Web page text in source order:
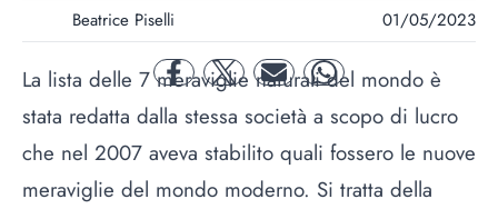
Beatrice Piselli 01/05/2023
facebooktwitter mail whatsapp
La lista delle 7 meraviglie naturali del mondo è
stata redatta dalla stessa società a scopo di lucro
che nel 2007 aveva stabilito quali fossero le nuove
meraviglie del mondo moderno. Si tratta della